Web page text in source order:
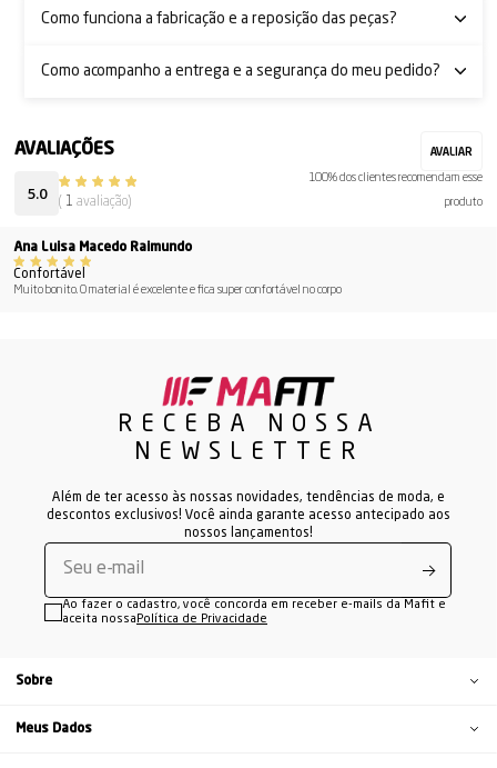
Como funciona a fabricação e a reposição das peças?
Como acompanho a entrega e a segurança do meu pedido?
5.0 ( 1 avaliação)
100% dos clientes recomendam esse
produto
Ana Luisa Macedo Raimundo
Confortável
Muito bonito. O material é excelente e fica super confortável no corpo
RECEBA NOSSA
NEWSLETTER
Além de ter acesso às nossas novidades, tendências de moda, e
descontos exclusivos! Você ainda garante acesso antecipado aos
nossos lançamentos!
Ao fazer o cadastro, você concorda em receber e-mails da Mafit e
aceita nossa Política de Privacidade
Sobre
Meus Dados